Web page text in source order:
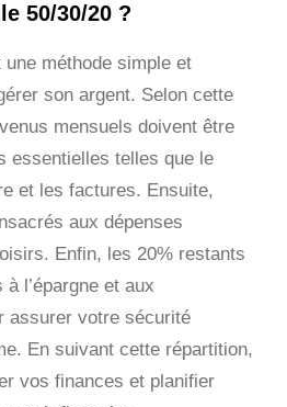
50/30/20 ?
méthode simple et
son argent. Selon cette
mensuels doivent être
essentielles telles que le
et les factures. Ensuite,
aux dépenses
Enfin, les 20% restants
l’épargne et aux
assurer votre sécurité
En suivant cette répartition,
vos finances et planifier